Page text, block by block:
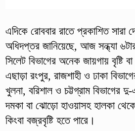
এদিকে রোববার রাতে প্রকাশিত সারা
অধিদপ্তর জানিয়েছে, আজ সন্ধ্যা
সিলেট বিভাগের অনেক জায়গায় বৃষ্টি
এছাড়া রংপুর, রাজশাহী ও ঢাকা
খুলনা, বরিশাল ও চট্টগ্রাম বিভাগের
দমকা বা ঝোড়ো হাওয়াসহ হালকা থেকে
কিংবা বজ্রবৃষ্টি হতে পারে।